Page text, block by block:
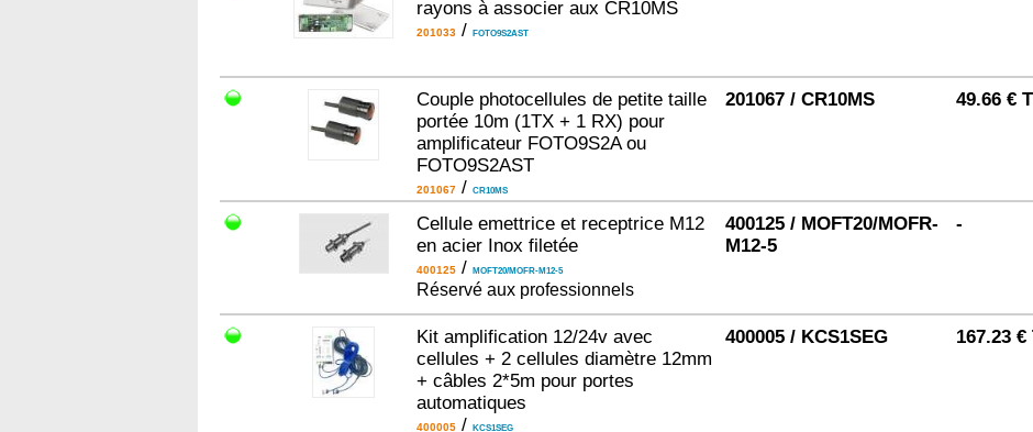
rayons à associer aux CR10MS
201033/ FOTO9S2AST
Couple photocellules de petite taille
portée 10m (1TX + 1 RX) pour
amplificateur FOTO9S2A ou
FOTO9S2AST
201067/ CR10MS
201067 / CR10MS 49.66 €
Cellule emettrice et receptrice M12
en acier Inox filetée
400125/ MOFT20/MOFR-M12-5
Réservé aux professionnels
400125 / MOFT20/MOFR-
M12-5
-
Kit amplification 12/24v avec
cellules + 2 cellules diamètre 12mm
+ câbles 2*5m pour portes
automatiques
400005/ KCS1SEG
400005 / KCS1SEG 167.23 €